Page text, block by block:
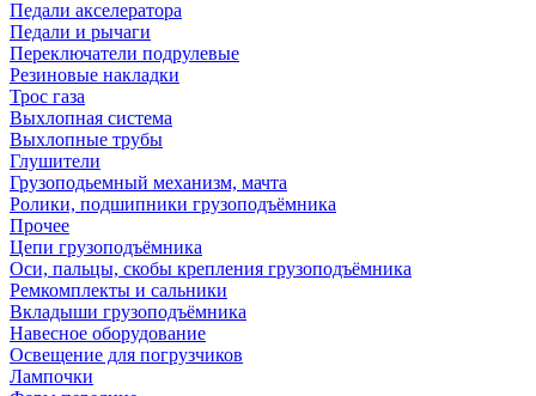
Педали акселератора
Педали и рычаги
Переключатели подрулевые
Резиновые накладки
Трос газа
Выхлопная система
Выхлопные трубы
Глушители
Грузоподьемный механизм, мачта
Ролики, подшипники грузоподъёмника
Прочее
Цепи грузоподъёмника
Оси, пальцы, скобы крепления грузоподъёмника
Ремкомплекты и сальники
Вкладыши грузоподъёмника
Навесное оборудование
Освещение для погрузчиков
Лампочки